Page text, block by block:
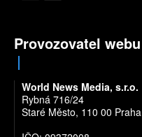
Provozovatel webu
World News Media, s.r.o.
Rybná 716/24
Staré Město, 110 00 Praha